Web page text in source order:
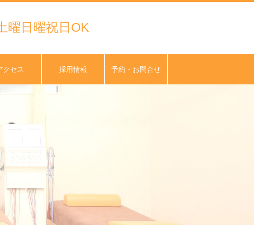
曜日曜祝日OK
クセス 採用情報 予約・お問合せ